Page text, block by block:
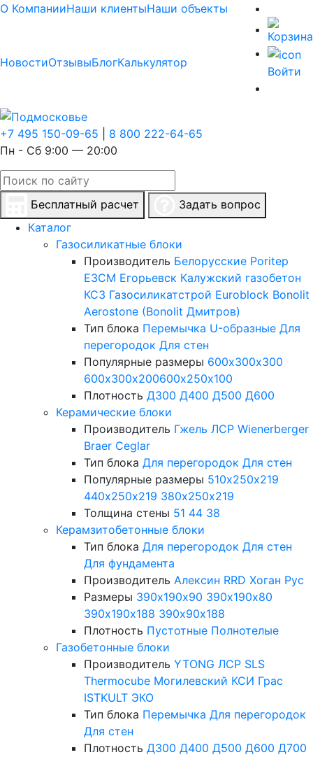
О КомпанииНаши клиентыНаши объекты
НовостиОтзывыБлогКалькулятор
Войти
+7 495 150-09-65
8 800 222-64-65
Пн - Сб 9:00 — 20:00
Бесплатный расчет
Задать вопрос
Каталог
Газосиликатные блоки
Производитель Белорусские Poritep
ЕЗСМ Егорьевск Калужский газобетон
КСЗ Газосиликатстрой Euroblock Bonolit
Aerostone (Bonolit Дмитров)
Тип блока Перемычка U-образные Для
перегородок Для стен
Популярные размеры 600х300х300
600х300х200600х250х100
Плотность Д300 Д400 Д500 Д600
Керамические блоки
Производитель Гжель ЛСР Wienerberger
Braer Ceglar
Тип блока Для перегородок Для стен
Популярные размеры 510х250х219
440х250х219 380х250х219
Толщина стены 51 44 38
Керамзитобетонные блоки
Тип блока Для перегородок Для стен
Для фундамента
Производитель Алексин RRD Хоган Рус
Размеры 390х190х90 390х190х80
390х190х188 390х90х188
Плотность Пустотные Полнотелые
Газобетонные блоки
Производитель YTONG ЛСР SLS
Thermocube Могилевский КСИ Грас
ISTKULT ЭКО
Тип блока Перемычка Для перегородок
Для стен
Плотность Д300 Д400 Д500 Д600 Д700